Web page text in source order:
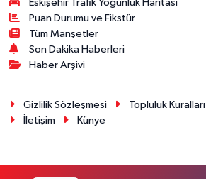
Eskişehir Trafik Yoğunluk Haritası
Puan Durumu ve Fikstür
Tüm Manşetler
Son Dakika Haberleri
Haber Arşivi
Gizlilik Sözleşmesi Topluluk Kuralları
İletişim
Künye